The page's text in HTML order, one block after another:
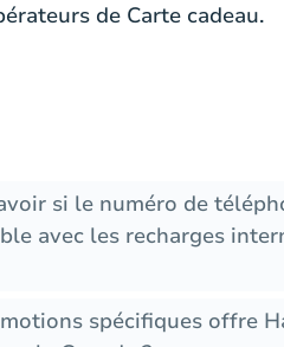
de Carte cadeau.
si le numéro de
avec les recharges
spécifiques offre